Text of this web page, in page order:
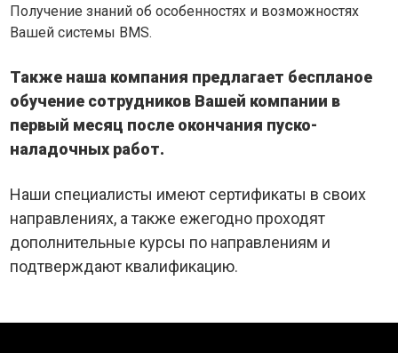
Получение знаний об особенностях и возможностях
Вашей системы BMS.
Также наша компания предлагает беспланое
обучение сотрудников Вашей компании в
первый месяц после окончания пуско-
наладочных работ.
Наши специалисты имеют сертификаты в своих
направлениях, а также ежегодно проходят
дополнительные курсы по направлениям и
подтверждают квалификацию.